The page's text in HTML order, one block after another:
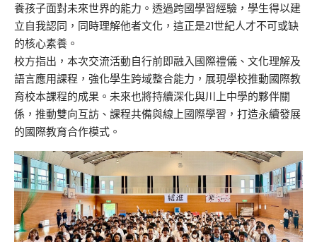
養孩子面對未來世界的能力。透過跨國學習經驗，學生得以建
立自我認同，同時理解他者文化，這正是21世紀人才不可或缺
的核心素養。
校方指出，本次交流活動自行前即融入國際禮儀、文化理解及
語言應用課程，強化學生跨域整合能力，展現學校推動國際教
育校本課程的成果。未來也將持續深化與川上中學的夥伴關
係，推動雙向互訪、課程共備與線上國際學習，打造永續發展
的國際教育合作模式。